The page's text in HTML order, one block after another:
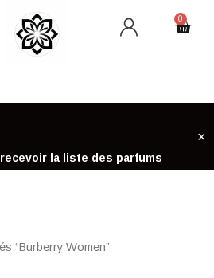
0
Cart
la liste des parfums
×
“Burberry Women”